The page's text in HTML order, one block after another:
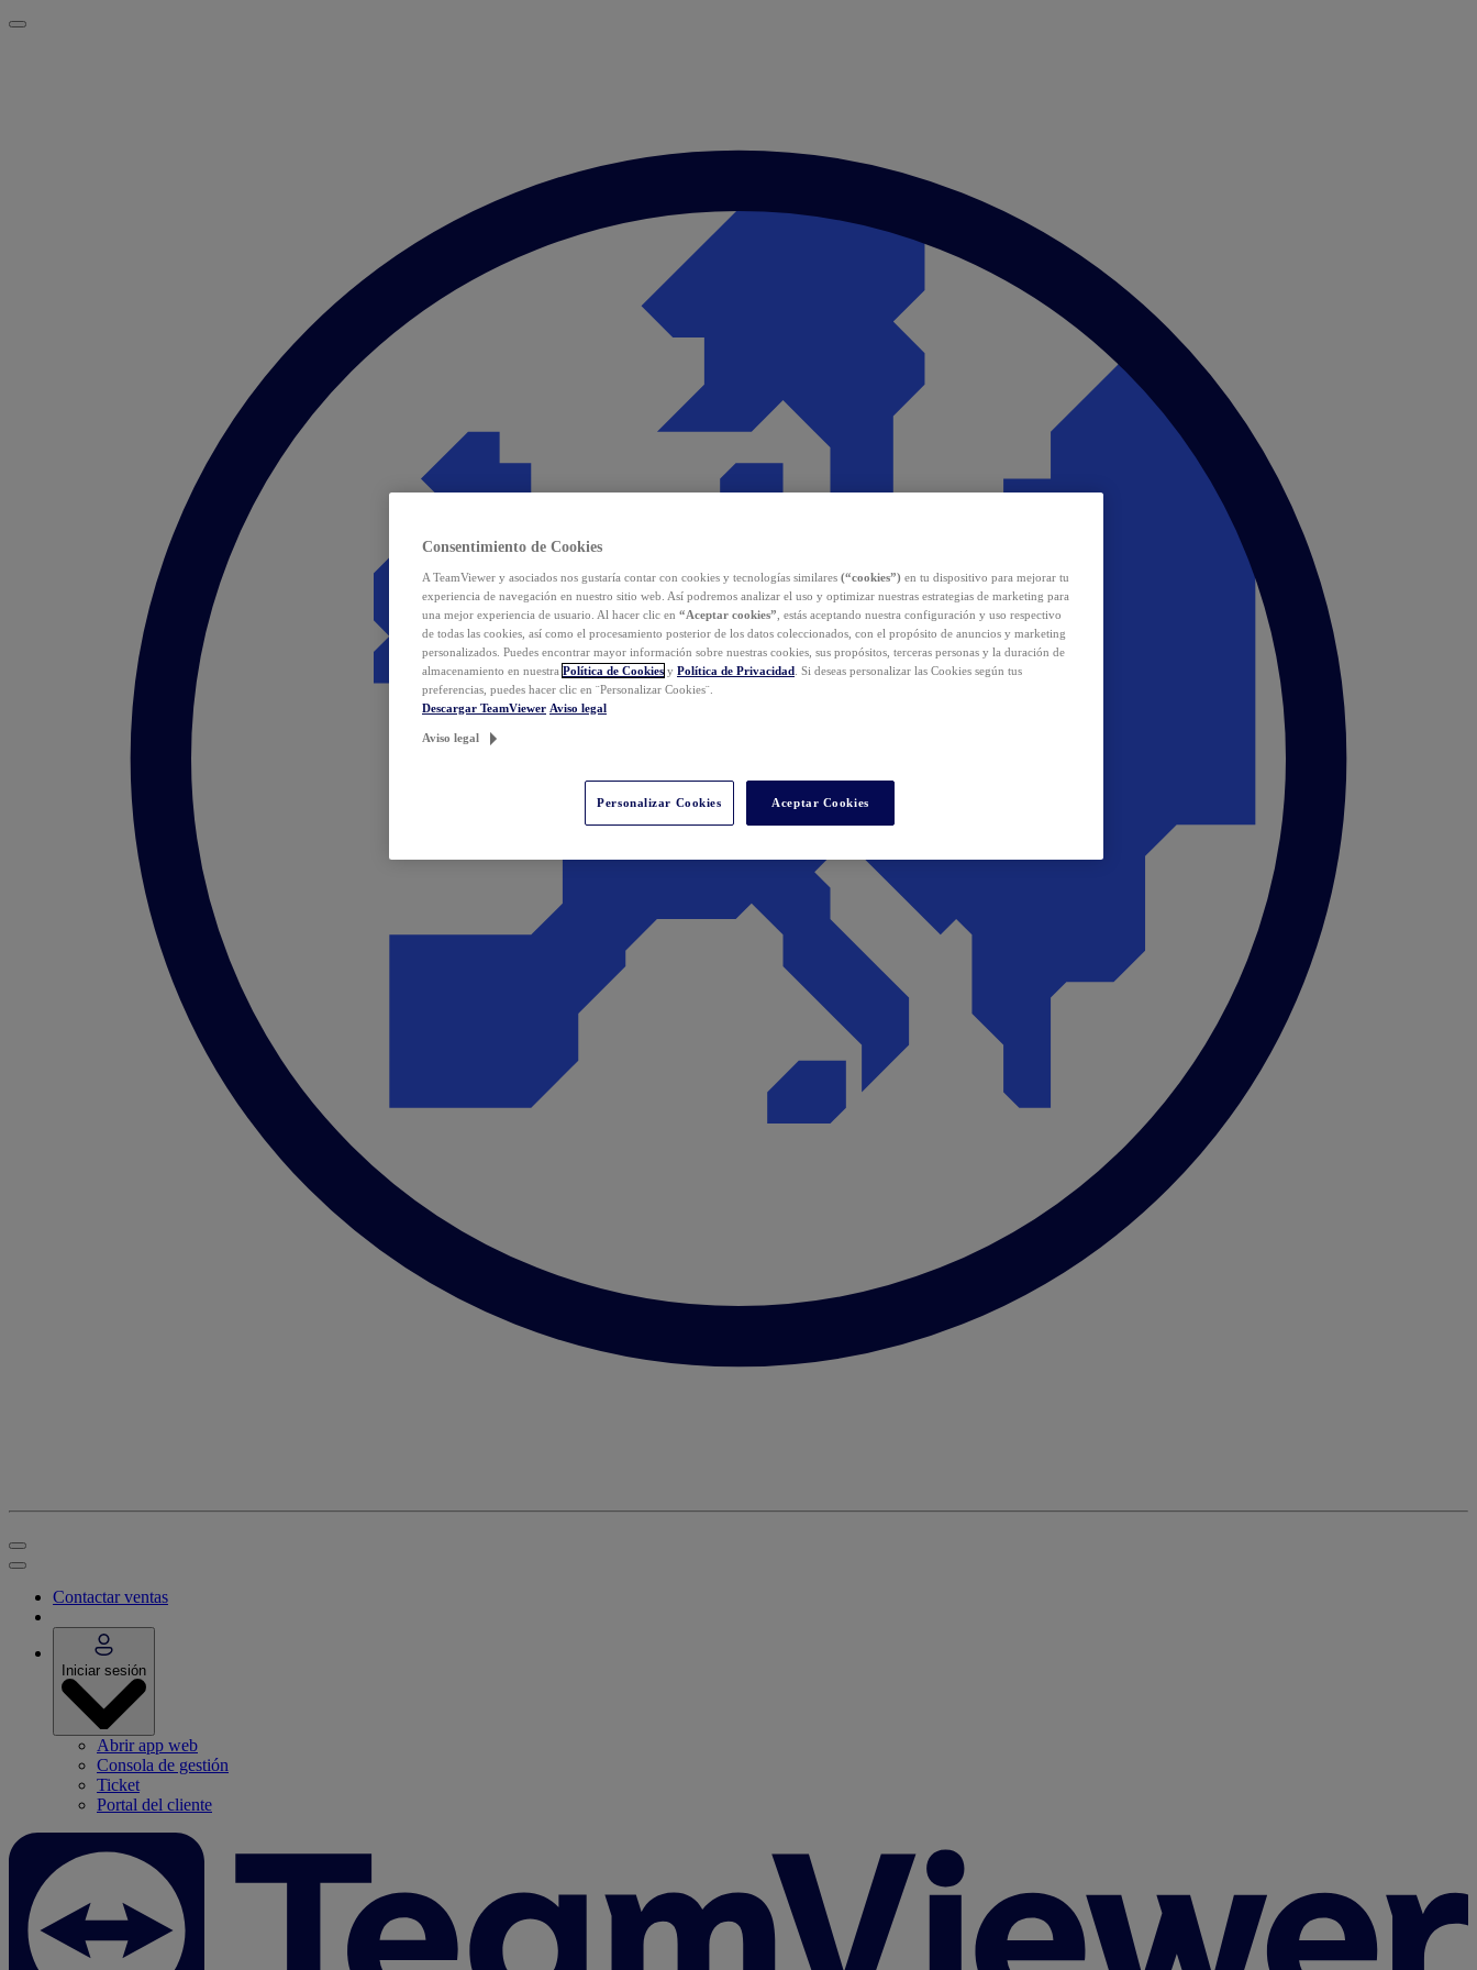
Contactar ventas
Iniciar sesión
Abrir app web
Consola de gestión
Ticket
Portal del cliente
Consentimiento de Cookies
A TeamViewer y asociados nos gustaría contar con cookies y tecnologías similares (“cookies”) en tu dispositivo para mejorar tu
experiencia de navegación en nuestro sitio web. Así podremos analizar el uso y optimizar nuestras estrategias de marketing para
una mejor experiencia de usuario. Al hacer clic en “Aceptar cookies” , estás aceptando nuestra configuración y uso respectivo
de todas las cookies, así como el procesamiento posterior de los datos coleccionados, con el propósito de anuncios y marketing
personalizados. Puedes encontrar mayor información sobre nuestras cookies, sus propósitos, terceras personas y la duración de
almacenamiento en nuestra Política de Cookies y Política de Privacidad . Si deseas personalizar las Cookies según tus
preferencias, puedes hacer clic en ¨Personalizar Cookies¨.
Descargar TeamViewer Aviso legal
Aviso legal
Personalizar Cookies Aceptar Cookies